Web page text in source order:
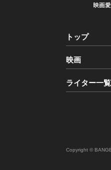
トップ
映画
ライター一覧
Copyright ©